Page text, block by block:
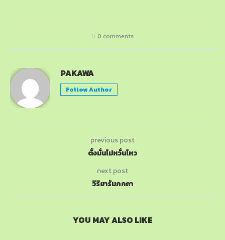
0 comments
PAKAWA
Follow Author
previous post
ตั้งมั่นไม่หวั่นไหว
next post
วิริยารัมภกถา
YOU MAY ALSO LIKE